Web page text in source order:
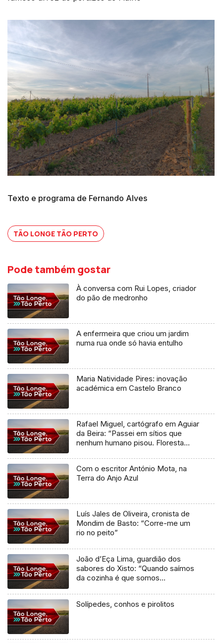
Texto e programa de Fernando Alves
TÃO LONGE TÃO PERTO
Pode também gostar
À conversa com Rui Lopes, criador
do pão de medronho
A enfermeira que criou um jardim
numa rua onde só havia entulho
Maria Natividade Pires: inovação
académica em Castelo Branco
Rafael Miguel, cartógrafo em Aguiar
da Beira: “Passei em sítios que
nenhum humano pisou. Floresta
Com o escritor António Mota, na
Terra do Anjo Azul
Luís Jales de Oliveira, cronista de
Mondim de Basto: “Corre-me um
rio no peito”
João d’Eça Lima, guardião dos
sabores do Xisto: “Quando saímos
da cozinha é que somos
Solípedes, conhos e pirolitos